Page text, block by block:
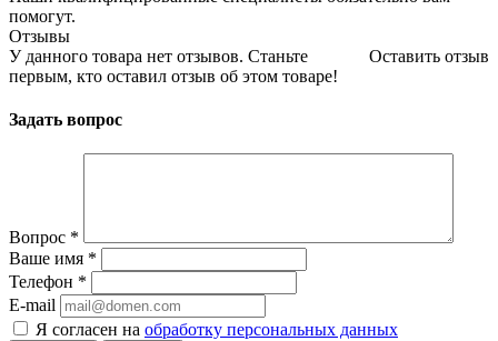
помогут.
Отзывы
Оставить отзыв
У данного товара нет отзывов. Станьте
первым, кто оставил отзыв об этом товаре!
Задать вопрос
Вопрос *
Ваше имя *
Телефон *
E-mail
Я согласен на обработку персональных данных